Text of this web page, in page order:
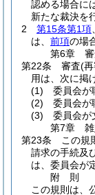
認める場合に
新たな裁決を
2
第15条第1項
は、 前項の場
第6章
第22条
審査(
用は、次に掲
(1)
委員会が
(2)
委員会が
(3)
委員会が
第7章
雑
第23条
この規
請求の手続及
は、委員会が
附 則
この規則は、